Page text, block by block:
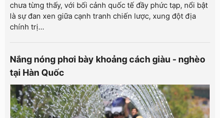
chưa từng thấy, với bối cảnh quốc tế đầy phức tạp, nổi bật
là sự đan xen giữa cạnh tranh chiến lược, xung đột địa
chính trị...
Nắng nóng phơi bày khoảng cách giàu - nghèo
tại Hàn Quốc